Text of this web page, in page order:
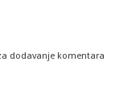
dodavanje komentara